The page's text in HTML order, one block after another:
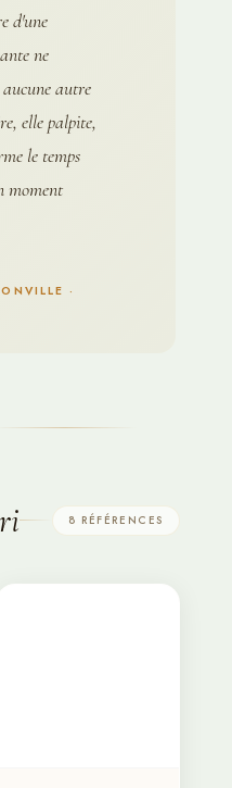
d'une
ne
aucune autre
elle palpite,
le temps
moment
·
8 RÉFÉRENCES